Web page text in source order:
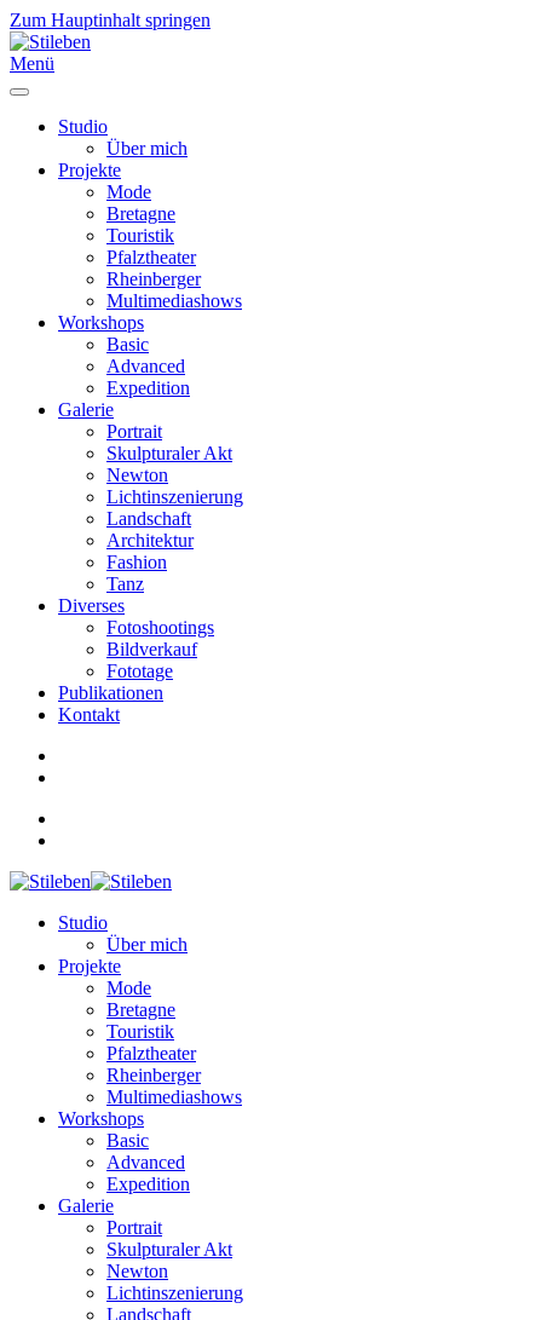
Zum Hauptinhalt springen
Menü
Studio
Über mich
Projekte
Mode
Bretagne
Touristik
Pfalztheater
Rheinberger
Multimediashows
Workshops
Basic
Advanced
Expedition
Galerie
Portrait
Skulpturaler Akt
Newton
Lichtinszenierung
Landschaft
Architektur
Fashion
Tanz
Diverses
Fotoshootings
Bildverkauf
Fototage
Publikationen
Kontakt
Studio
Über mich
Projekte
Mode
Bretagne
Touristik
Pfalztheater
Rheinberger
Multimediashows
Workshops
Basic
Advanced
Expedition
Galerie
Portrait
Skulpturaler Akt
Newton
Lichtinszenierung
Landschaft